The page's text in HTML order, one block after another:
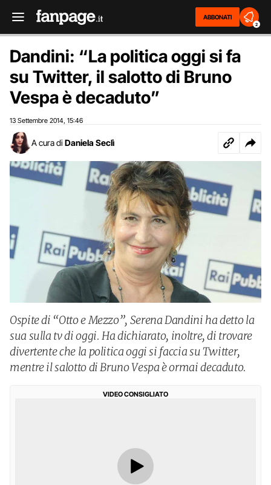
ABBONATI
2
Dandini: “La politica oggi si fa
su Twitter, il salotto di Bruno
Vespa è decaduto”
13 Settembre 2014 15:46
A cura di Daniela Seclì
Ospite di “Otto e Mezzo”, Serena Dandini ha detto la
sua sulla tv di oggi. Ha dichiarato, inoltre, di trovare
divertente che la politica oggi si faccia su Twitter,
mentre il salotto di Bruno Vespa è ormai decaduto.
VIDEO CONSIGLIATO